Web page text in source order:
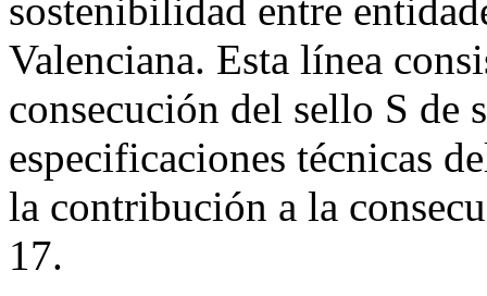
sostenibilidad entre
Valenciana. Esta línea
consecución del sello S de
especificaciones técnicas
la contribución a la
17.